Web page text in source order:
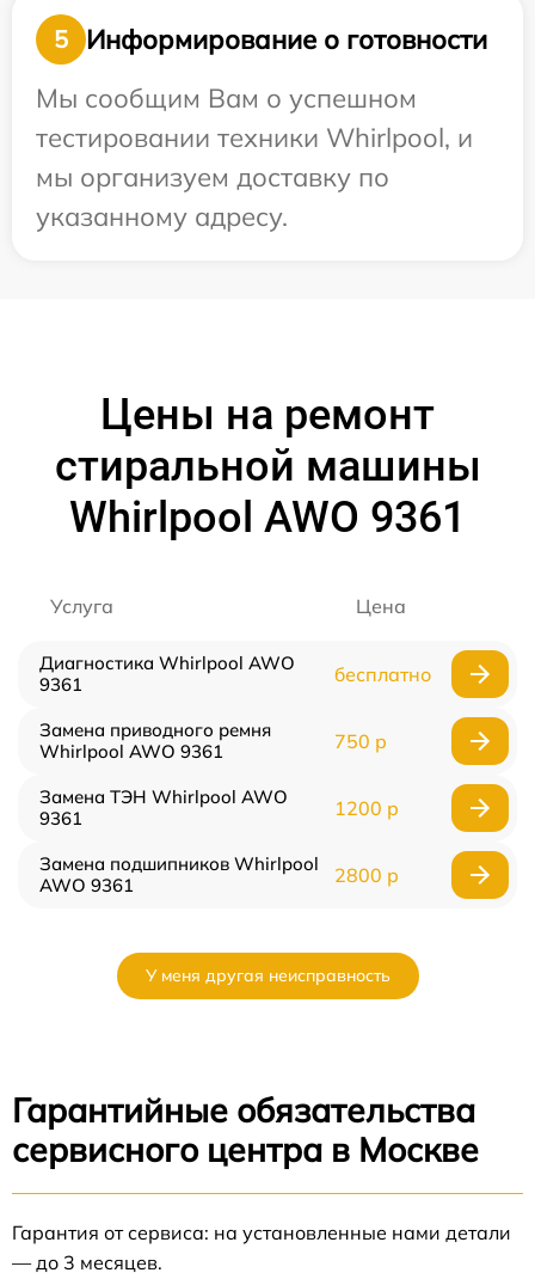
5
Информирование о готовности
Мы сообщим Вам о успешном
тестировании техники Whirlpool, и
мы организуем доставку по
указанному адресу.
Цены на ремонт
стиральной машины
Whirlpool AWO 9361
Услуга Цена
Диагностика Whirlpool AWO
9361
бесплатно
Замена приводного ремня
Whirlpool AWO 9361
750 р
Замена ТЭН Whirlpool AWO
9361
1200 р
Замена подшипников Whirlpool
AWO 9361
2800 р
У меня другая неисправность
Гарантийные обязательства
сервисного центра в Москве
Гарантия от сервиса: на установленные нами детали
— до 3 месяцев.